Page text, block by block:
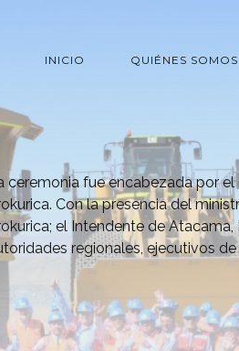
INICIO QUIÉNES SOMOS
ceremonia fue encabezada por
Con la presencia del
el Intendente de Atacama,
regionales, ejecutivos de